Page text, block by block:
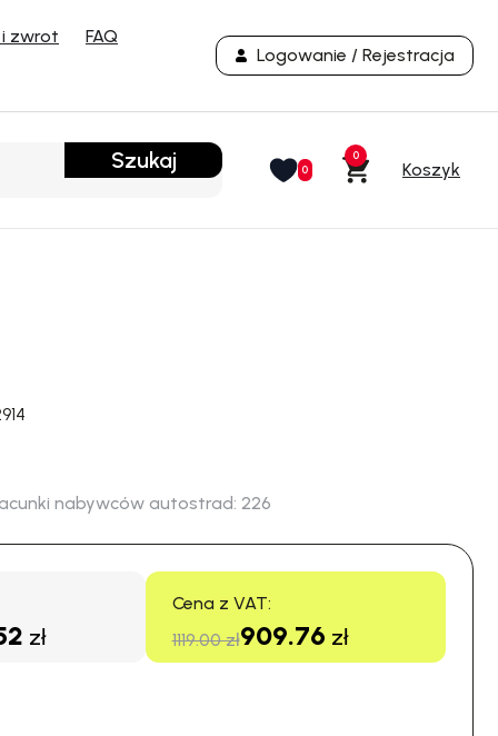
zwrot
FAQ
Logowanie / Rejestracja
Szukaj 0
0
nabywców autostrad: 226
zł
Cena z VAT:
1119.00 zł909.76 zł